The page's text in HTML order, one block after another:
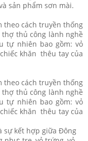
sản phẩm sơn mài.
theo cách truyền thống
thủ công lành nghề
tự nhiên bao gồm: vỏ
khăn thêu tay của
theo cách truyền thống
thủ công lành nghề
tự nhiên bao gồm: vỏ
khăn thêu tay của
sự kết hợp giữa Đông